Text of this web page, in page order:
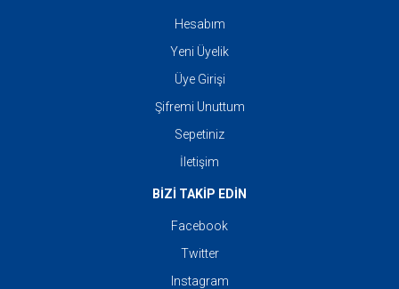
Hesabım
Yeni Üyelik
Üye Girişi
Şifremi Unuttum
Sepetiniz
İletişim
BİZİ TAKİP EDİN
Facebook
Twitter
Instagram